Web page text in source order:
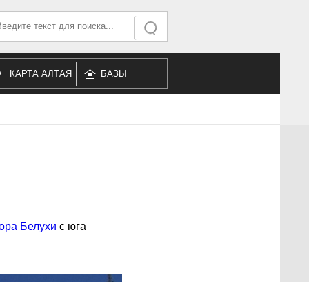
Искать
КАРТА АЛТАЯ БАЗЫ
Белухи с юга